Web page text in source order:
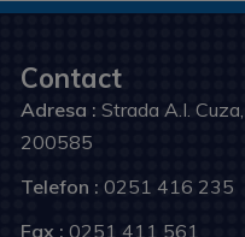
Contact
Adresa : Strada A.I.
200585
Telefon : 0251 416 235
Fax : 0251 411 561